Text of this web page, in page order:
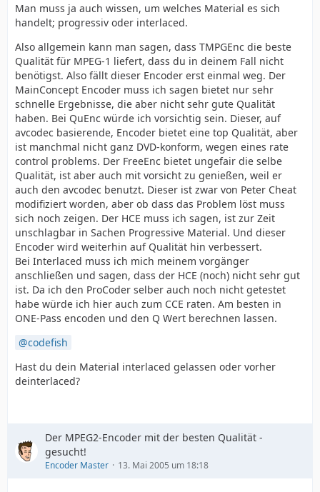
Man muss ja auch wissen, um welches Material es sich
handelt; progressiv oder interlaced.
Also allgemein kann man sagen, dass TMPGEnc die beste
Qualität für MPEG-1 liefert, dass du in deinem Fall nicht
benötigst. Also fällt dieser Encoder erst einmal weg. Der
MainConcept Encoder muss ich sagen bietet nur sehr
schnelle Ergebnisse, die aber nicht sehr gute Qualität
haben. Bei QuEnc würde ich vorsichtig sein. Dieser, auf
avcodec basierende, Encoder bietet eine top Qualität, aber
ist manchmal nicht ganz DVD-konform, wegen eines rate
control problems. Der FreeEnc bietet ungefair die selbe
Qualität, ist aber auch mit vorsicht zu genießen, weil er
auch den avcodec benutzt. Dieser ist zwar von Peter Cheat
modifiziert worden, aber ob dass das Problem löst muss
sich noch zeigen. Der HCE muss ich sagen, ist zur Zeit
unschlagbar in Sachen Progressive Material. Und dieser
Encoder wird weiterhin auf Qualität hin verbessert.
Bei Interlaced muss ich mich meinem vorgänger
anschließen und sagen, dass der HCE (noch) nicht sehr gut
ist. Da ich den ProCoder selber auch noch nicht getestet
habe würde ich hier auch zum CCE raten. Am besten in
ONE-Pass encoden und den Q Wert berechnen lassen.
codefish
Hast du dein Material interlaced gelassen oder vorher
deinterlaced?
Der MPEG2-Encoder mit der besten Qualität -
gesucht!
Encoder Master 13. Mai 2005 um 18:18